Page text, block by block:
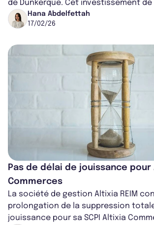
de Dunkerque. Cet investissement de
d'euros affiche un rendement...
Hana Abdelfettah
17/02/26
Pas de délai de jouissance pour
Commerces
La société de gestion Altixia REIM
prolongation de la suppression
jouissance pour sa SCPI Altixia